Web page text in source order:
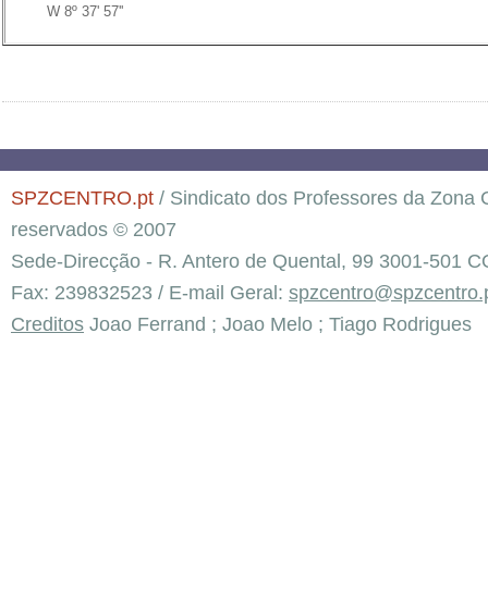
​W 8º 37' 57''
SPZCENTRO.pt / Sindicato dos Professores da Zona
reservados © 2007
Sede-Direcção - R. Antero de Quental, 99 3001-501
Fax: 239832523 / E-mail Geral:
Creditos Joao Ferrand ; Joao Melo ; Tiago Rodrigues